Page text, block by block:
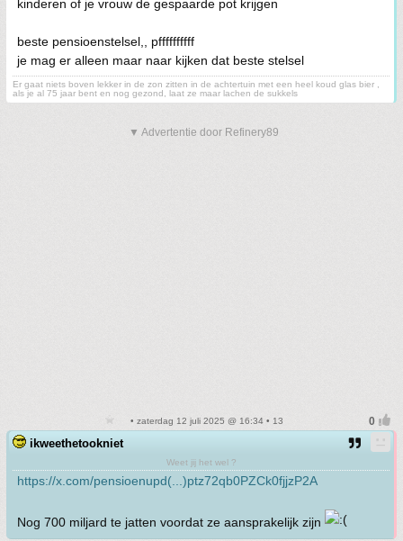
kinderen of je vrouw de gespaarde pot krijgen
beste pensioenstelsel,, pffffffffff
je mag er alleen maar naar kijken dat beste stelsel
Er gaat niets boven lekker in de zon zitten in de achtertuin met een heel koud glas bier ,
als je al 75 jaar bent en nog gezond, laat ze maar lachen de sukkels
▼ Advertentie door Refinery89
• zaterdag 12 juli 2025 @ 16:34 • 13
ikweethetookniet
Weet jij het wel ?
https://x.com/pensioenupd(...)ptz72qb0PZCk0fjjzP2A
Nog 700 miljard te jatten voordat ze aansprakelijk zijn